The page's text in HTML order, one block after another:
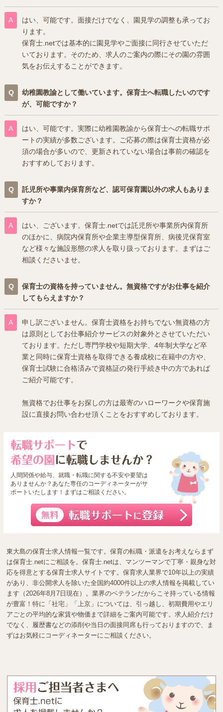
はい、可能です。面接だけでなく、園見学の調整も承ってお
ります。
保育士.netでは基本的に園見学やご面接に同行させていただ
いております。そのため、求人のご案内の際にその園の雰囲
気をお伝えすることができます。
幼稚園教諭として働いています。保育士へ転職したいのです
が、可能ですか？
はい、可能です。実際に幼稚園教諭から保育士への転職サポ
ートの実績が多数ございます。ご応募の際は保育士資格が必
須の場合が多いので、更新されていない場合は事前の確認を
おすすめしております。
託児所や事業内保育所など、認可保育園以外の求人もありま
すか？
はい、ございます。保育士.netでは託児所や事業所内保育所
のほかに、病院内保育所や企業主導型保育所、病後児保育室
など様々な施設形態の求人を取り扱っております。まずはご
相談くださいませ。
保育士の資格を持っていません。無資格ですがお仕事を紹介
してもらえますか？
申し訳ございません。保育士資格をお持ちでない無資格の方
は原則としてお仕事紹介サービスの対象外とさせていただい
ております。ただし専門学校や短期大学、4年制大学など卒
業と同時に保育士資格を取得できる養成校に在籍中の方や、
保育士試験に合格済みで資格証の発行手続き中の方であれば
ご紹介可能です。
無資格でお仕事をお探しの方は最寄のハローワークや保育施
設に直接お問い合わせ頂くことをおすすめしております。
人間関係や給与、就職・転職に関する不安や要望は
ありませんか？あなた専任のコーディネーターがサ
ポートいたします！まずはご相談ください。
東大島の保育士求人情報一覧です。保育の転職・派遣をお考えならまず
は保育士.netにご相談を。保育士.netは、マンツーマンで丁寧・親身な対
応を得意とする保育士求人サイトです。保育求人業界で10年以上の実績
があり、非公開求人を除いた全国約4000件以上の求人情報を掲載してい
ます（2026年8月7日現在）。業界のベテランだからこそ持っている情報
が豊富！特に「社宅」「上京」については、引っ越し、初期費用やエリ
アごとの平均的な家賃や物価まで詳細をご案内可能です。求人紹介だけ
でなく、履歴書などの添削や当日の面接同席も行っておりますので、ま
ずはお気軽にコーディネーターにご相談ください。